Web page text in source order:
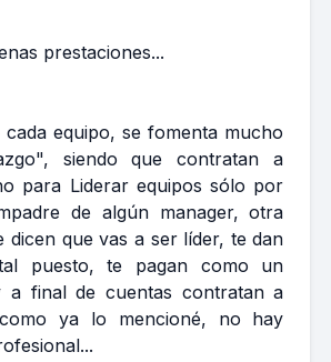
prestaciones...
cada equipo, se fomenta mucho
siendo que contratan a
para Liderar equipos sólo por
de algún manager, otra
dicen que vas a ser líder, te dan
puesto, te pagan como un
a final de cuentas contratan a
ya lo mencioné, no hay